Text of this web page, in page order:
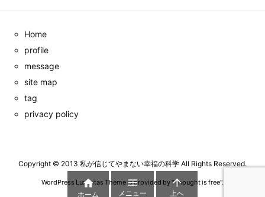
Home
profile
message
site map
tag
privacy policy
Copyright © 2013 私が信じてやまない幸福の科学 All Rights Reserved.
WordPress Luxeritas Theme is provided by "Thought is free".

ホーム

メニュー

上へ